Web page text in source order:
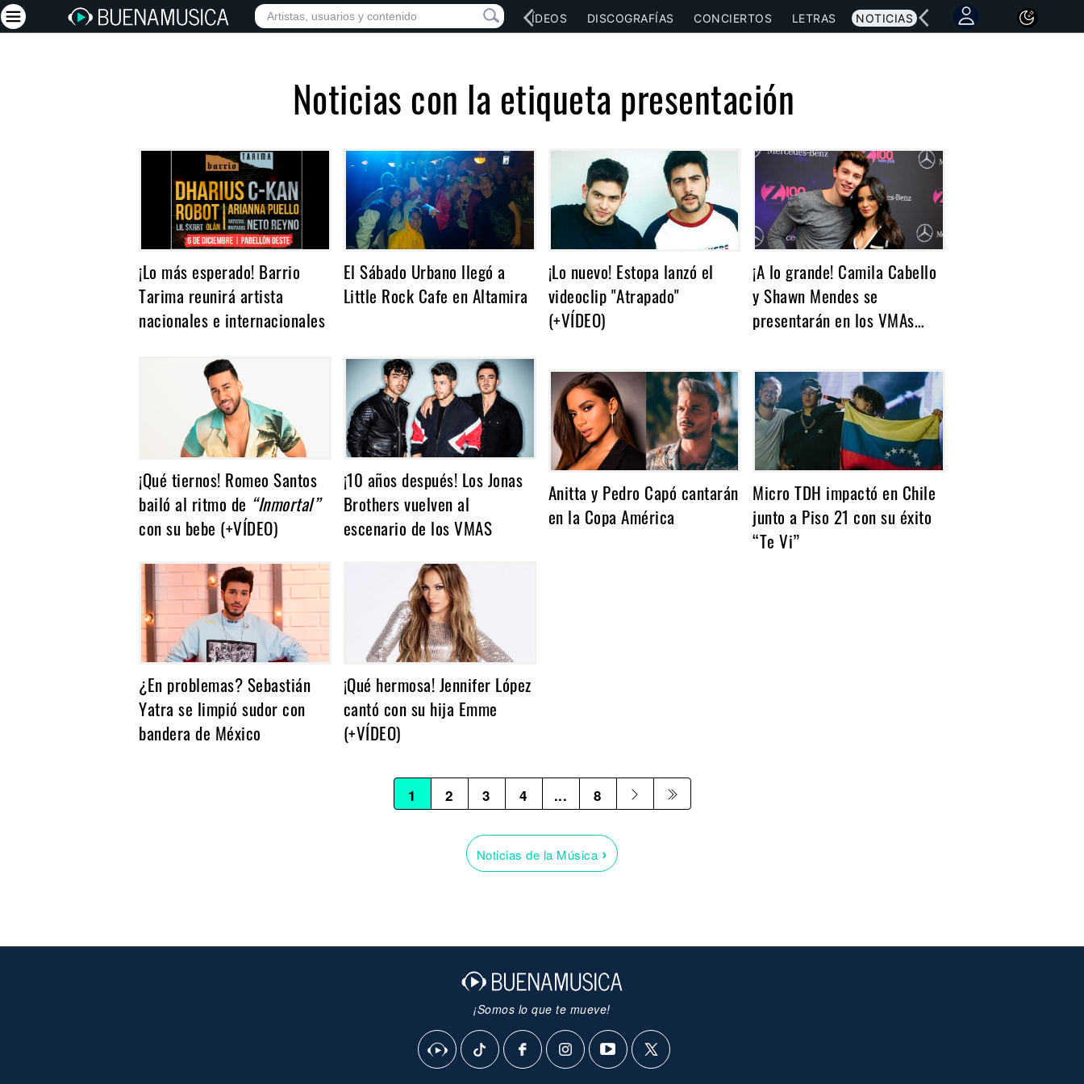
INICIO ARTISTAS RED SOCIAL MÚSICA VÍDEOS DISCOGRAFÍAS CONCIERTOS LETRAS NOTICIAS
Noticias con la etiqueta presentación
¡Lo más esperado! Barrio
Tarima reunirá artista
nacionales e internacionales
El Sábado Urbano llegó a
Little Rock Cafe en Altamira
¡Lo nuevo! Estopa lanzó el
videoclip "Atrapado"
(+VÍDEO)
¡A lo grande! Camila Cabello
y Shawn Mendes se
presentarán en los VMAs…
¡Qué tiernos! Romeo Santos
bailó al ritmo de “Inmortal”
con su bebe (+VÍDEO)
¡10 años después! Los Jonas
Brothers vuelven al
escenario de los VMAS
Anitta y Pedro Capó cantarán
en la Copa América
Micro TDH impactó en Chile
junto a Piso 21 con su éxito
“Te Vi”
¿En problemas? Sebastián
Yatra se limpió sudor con
bandera de México
¡Qué hermosa! Jennifer López
cantó con su hija Emme
(+VÍDEO)
1 2 3 4 ... 8
Noticias de la Música ›
¡Somos lo que te mueve!